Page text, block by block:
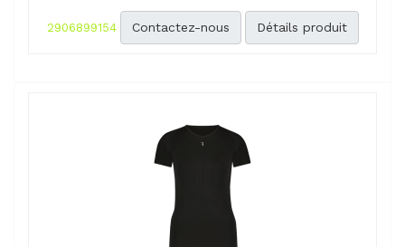
2906899154 Contactez-nous Détails produit